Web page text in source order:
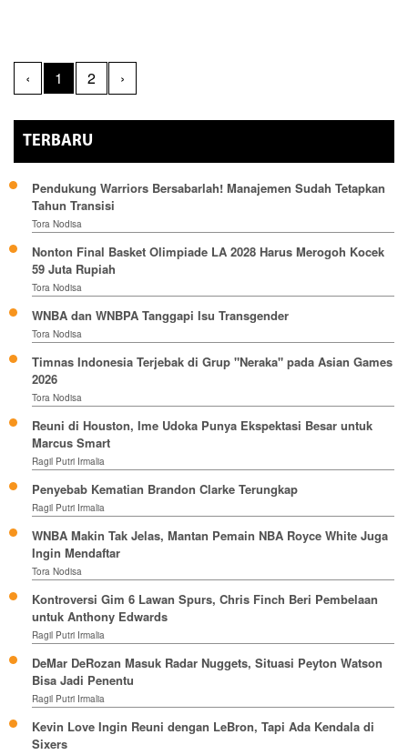
‹ 1 2 ›
TERBARU
Pendukung Warriors Bersabarlah! Manajemen Sudah Tetapkan
Tahun Transisi
Tora Nodisa
Nonton Final Basket Olimpiade LA 2028 Harus Merogoh Kocek
59 Juta Rupiah
Tora Nodisa
WNBA dan WNBPA Tanggapi Isu Transgender
Tora Nodisa
Timnas Indonesia Terjebak di Grup "Neraka" pada Asian Games
2026
Tora Nodisa
Reuni di Houston, Ime Udoka Punya Ekspektasi Besar untuk
Marcus Smart
Ragil Putri Irmalia
Penyebab Kematian Brandon Clarke Terungkap
Ragil Putri Irmalia
WNBA Makin Tak Jelas, Mantan Pemain NBA Royce White Juga
Ingin Mendaftar
Tora Nodisa
Kontroversi Gim 6 Lawan Spurs, Chris Finch Beri Pembelaan
untuk Anthony Edwards
Ragil Putri Irmalia
DeMar DeRozan Masuk Radar Nuggets, Situasi Peyton Watson
Bisa Jadi Penentu
Ragil Putri Irmalia
Kevin Love Ingin Reuni dengan LeBron, Tapi Ada Kendala di
Sixers